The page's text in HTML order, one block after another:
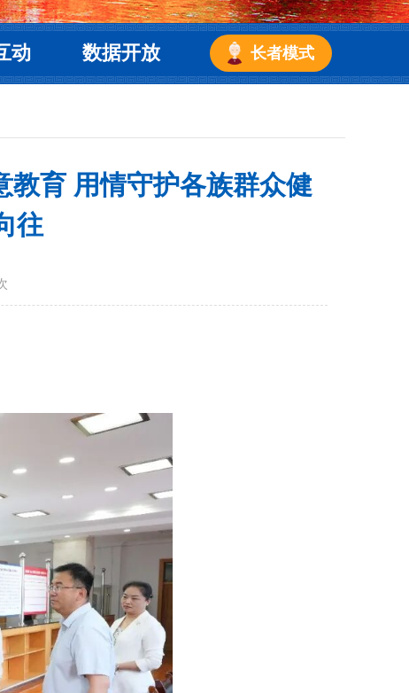
动 数据开放 长者模式
教育 用情守护各族群众健
往